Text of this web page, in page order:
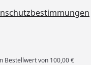
Bestellwert von 100,00 €